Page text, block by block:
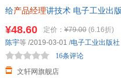
给产品经理讲技术 电子工业出
¥48.60 定价： ¥79.00 (6.16折)
文轩网旗舰店
16条评论
陈宇等 /2019-03-01 /电子工业出版社